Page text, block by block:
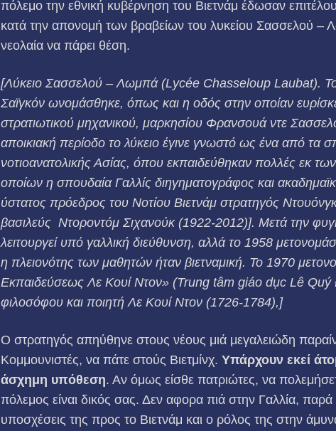
πόλεμο την εθνική κυβέρνηση του Βιετνάμ έδωσαν
κατά την απονομή των βρα­βείων του λυκείου Σασσελού –
νεολαία να πάρει θέση.
[Λύκειο Σασσελού – Λωμπά(Lycée Chasseloup Laubat).
Σαϊγκόν ωνομάσθηκε, όπως και η οδός στην οποίαν
στρατιωτικού μηχανικού, μαρκησίου Φρανσουά ντε
αποικιακή περίοδο το λύκειο έγινε γνωστό ως ένα από τα
νοτιοανατολικής Ασίας, όπου εκπαιδεύθηκαν πολλές εκ
οποίων η σπουδαία Γαλλίς διηγηματογράφος και
ύστατος πρόεδρος του Νοτίου Βιετνάμ στρατηγός
βασιλεύς Ντοροντόμ Σιχανούκ (1922-2012)]. Μετά την
λειτουργεί υπό γαλλική διεύθυνση, αλλά το 1958
η πλειονότης των μαθητών ήταν βιετναμική. Το 1970
Εκπαιδεύσεως Λε Κουί Ντον» (Trung tâm giáo dục Lê Quý
φιλοσόφου και ποιητή Λε Κουί Ντον (1726-1784),]
Ο στρατηγός απηύθηνε στους νέους μιά μεγαλειώδη
Κομμουνιστές, να πάτε στούς Βιετμίνχ. Υπάρχουν εκεί
άσχημη υπόθεση. Αν όμως είσθε πατριώτες, να
πόλεμος είναι δικός σας. Δεν αφορα πιά στην Γαλλία,
υποσχέσεις της προς το Βιετνάμ και ο ρόλος της στην